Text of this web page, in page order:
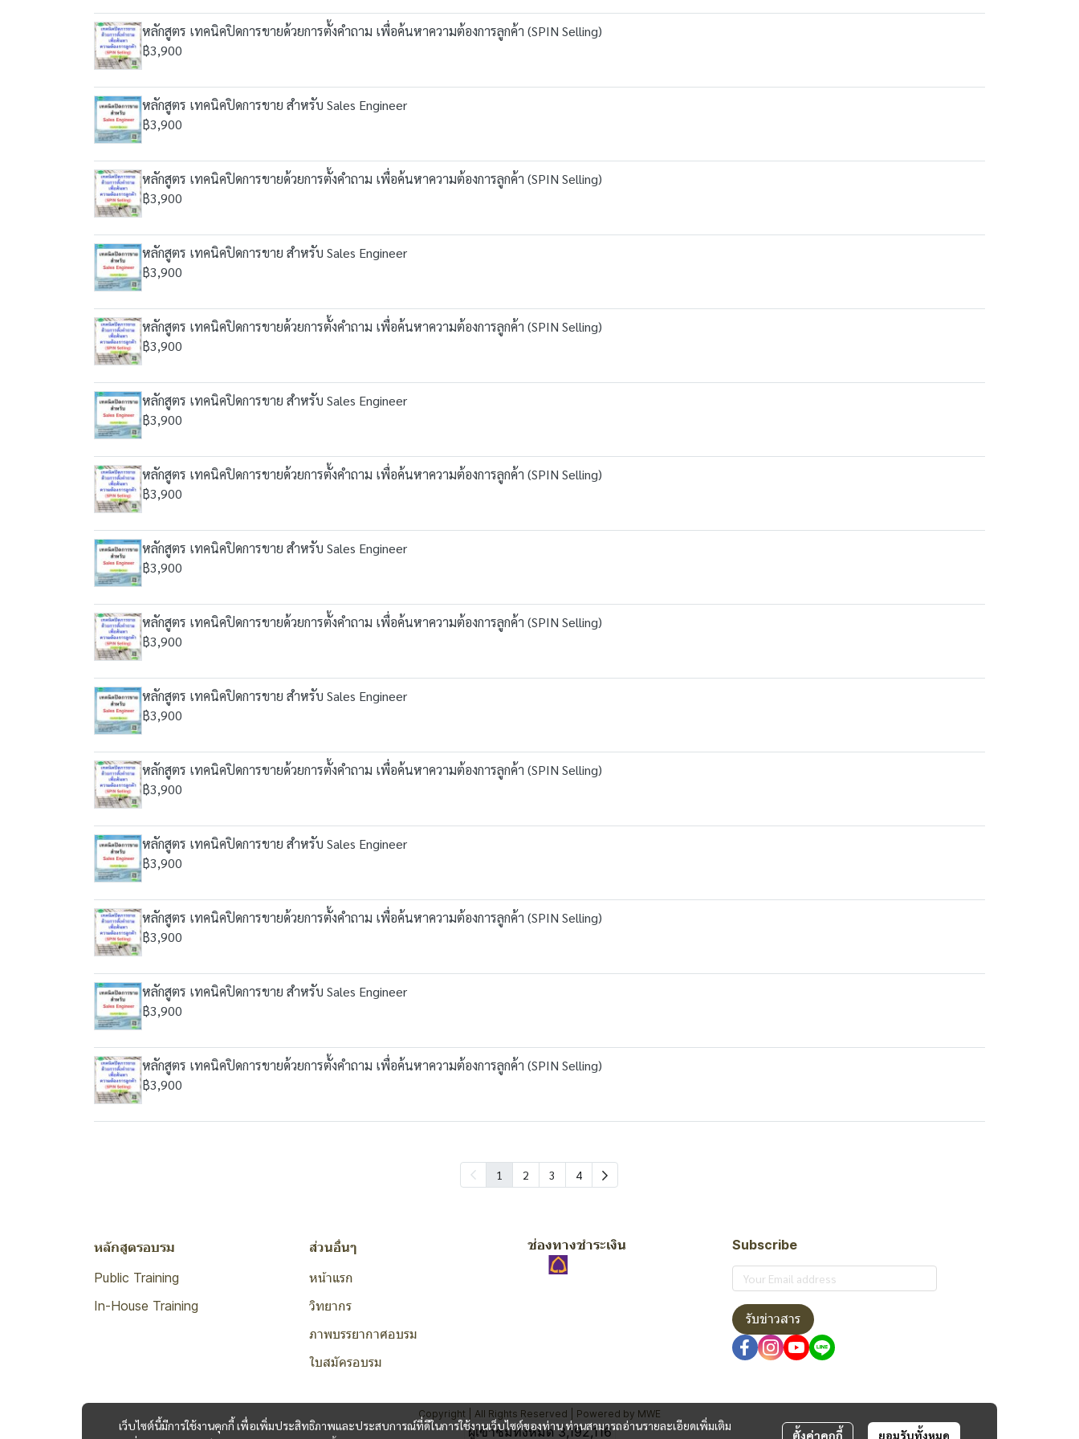
หลักสูตร เทคนิคปิดการขายด้วยการตั้งคำถาม เพื่อค้นหาความต้องการลูกค้า (SPIN Selling)
฿3,900
หลักสูตร เทคนิคปิดการขาย สำหรับ Sales Engineer
฿3,900
หลักสูตร เทคนิคปิดการขายด้วยการตั้งคำถาม เพื่อค้นหาความต้องการลูกค้า (SPIN Selling)
฿3,900
หลักสูตร เทคนิคปิดการขาย สำหรับ Sales Engineer
฿3,900
หลักสูตร เทคนิคปิดการขายด้วยการตั้งคำถาม เพื่อค้นหาความต้องการลูกค้า (SPIN Selling)
฿3,900
หลักสูตร เทคนิคปิดการขาย สำหรับ Sales Engineer
฿3,900
หลักสูตร เทคนิคปิดการขายด้วยการตั้งคำถาม เพื่อค้นหาความต้องการลูกค้า (SPIN Selling)
฿3,900
หลักสูตร เทคนิคปิดการขาย สำหรับ Sales Engineer
฿3,900
หลักสูตร เทคนิคปิดการขายด้วยการตั้งคำถาม เพื่อค้นหาความต้องการลูกค้า (SPIN Selling)
฿3,900
หลักสูตร เทคนิคปิดการขาย สำหรับ Sales Engineer
฿3,900
หลักสูตร เทคนิคปิดการขายด้วยการตั้งคำถาม เพื่อค้นหาความต้องการลูกค้า (SPIN Selling)
฿3,900
หลักสูตร เทคนิคปิดการขาย สำหรับ Sales Engineer
฿3,900
หลักสูตร เทคนิคปิดการขายด้วยการตั้งคำถาม เพื่อค้นหาความต้องการลูกค้า (SPIN Selling)
฿3,900
หลักสูตร เทคนิคปิดการขาย สำหรับ Sales Engineer
฿3,900
หลักสูตร เทคนิคปิดการขายด้วยการตั้งคำถาม เพื่อค้นหาความต้องการลูกค้า (SPIN Selling)
฿3,900
1 2 3 4
เว็บไซต์นี้มีการใช้งานคุกกี้ เพื่อเพิ่มประสิทธิภาพและประสบการณ์ที่ดีในการใช้งานเว็บไซต์ของท่าน ท่านสามารถอ่านรายละเอียดเพิ่มเติม
ตั้งค่าคุกกี้ ยอมรับทั้งหมด
หลักสูตรอบรม
Public Training
In-House Training
ส่วนอื่นๆ
หน้าแรก
วิทยากร
ภาพบรรยากาศอบรม
ใบสมัครอบรม
ช่องทางชำระเงิน Subscribe
รับข่าวสาร
Copyright | All Rights Reserved | Powered by MWE
ผู้เข้าชมวันนี้2,176